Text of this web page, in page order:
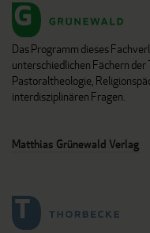
Das Programm dieses
unterschiedlichen Fächern
Pastoraltheologie,
interdisziplinären Fragen.
Matthias Grünewald Verlag